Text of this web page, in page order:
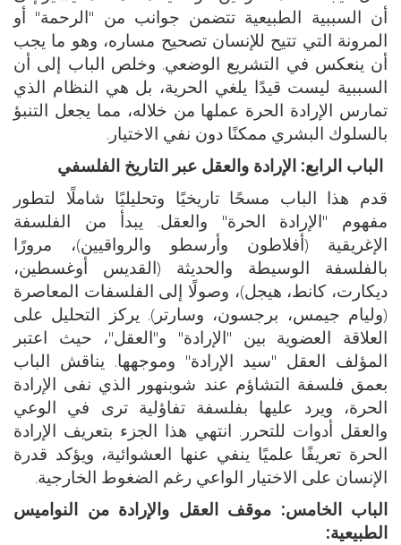
أن السببية الطبيعية تتضمن جوانب من "الرحمة" أو
المرونة التي تتيح للإنسان تصحيح مساره، وهو ما يجب
أن ينعكس في التشريع الوضعي. وخلص الباب إلى أن
السببية ليست قيدًا يلغي الحرية، بل هي النظام الذي
تمارس الإرادة الحرة عملها من خلاله، مما يجعل التنبؤ
بالسلوك البشري ممكنًا دون نفي الاختيار.
الباب الرابع: الإرادة والعقل عبر التاريخ الفلسفي
قدم هذا الباب مسحًا تاريخيًا وتحليليًا شاملًا لتطور
مفهوم "الإرادة الحرة" والعقل. يبدأ من الفلسفة
الإغريقية (أفلاطون وأرسطو والرواقيين)، مرورًا
بالفلسفة الوسيطة والحديثة (القديس أوغسطين،
ديكارت، كانط، هيجل)، وصولًا إلى الفلسفات المعاصرة
(وليام جيمس، برجسون، وسارتر). يركز التحليل على
العلاقة العضوية بين "الإرادة" و"العقل"، حيث اعتبر
المؤلف العقل "سيد الإرادة" وموجهها. يناقش الباب
بعمق فلسفة التشاؤم عند شوبنهور الذي نفى الإرادة
الحرة، ويرد عليها بفلسفة تفاؤلية ترى في الوعي
والعقل أدوات للتحرر. انتهي هذا الجزء بتعريف الإرادة
الحرة تعريفًا علميًا ينفي عنها العشوائية، ويؤكد قدرة
الإنسان على الاختيار الواعي رغم الضغوط الخارجية.
الباب الخامس: موقف العقل والإرادة من النواميس
الطبيعية: